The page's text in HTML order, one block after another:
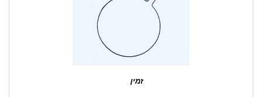
זמין